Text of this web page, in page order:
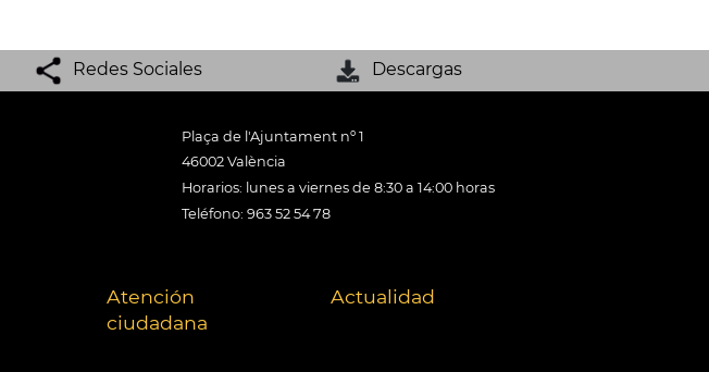
Redes Sociales Descargas
Plaça de l'Ajuntament nº 1
46002 València
Horarios: lunes a viernes de 8:30 a 14:00 horas
Teléfono: 963 52 54 78
Atención
ciudadana
Actualidad